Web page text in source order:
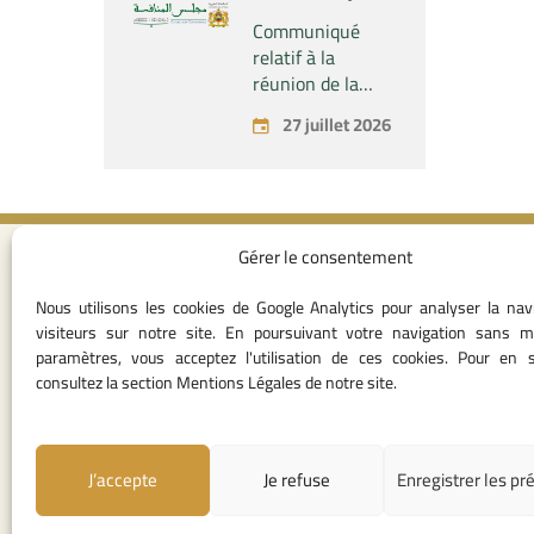
Gérer le consentement
Nous utilisons les cookies de Google Analytics pour analyser la
visiteurs sur notre site. En poursuivant votre navigation sans
paramètres, vous acceptez l'utilisation de ces cookies. Pour en
consultez la section Mentions Légales de notre site.
J’accepte Je refuse Enregistrer les
société « Fives
SAS » du
contrôle exclusif
de la société «
Aries Industries
Communiqué
relatif à la
réunion de la
Commission
Permanente du
tenue le lundi 27
juillet 2026
27 juillet 2026
Contact
05 37 75 28 10
05 37 75 61
53
Angle